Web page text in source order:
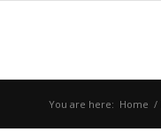
You are here: Home /